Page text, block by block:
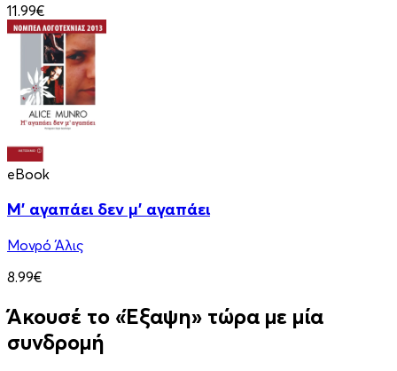
11.99€
eBook
Μ' αγαπάει δεν μ' αγαπάει
Μονρό Άλις
8.99€
Άκουσέ το «Έξαψη» τώρα με μία
συνδρομή